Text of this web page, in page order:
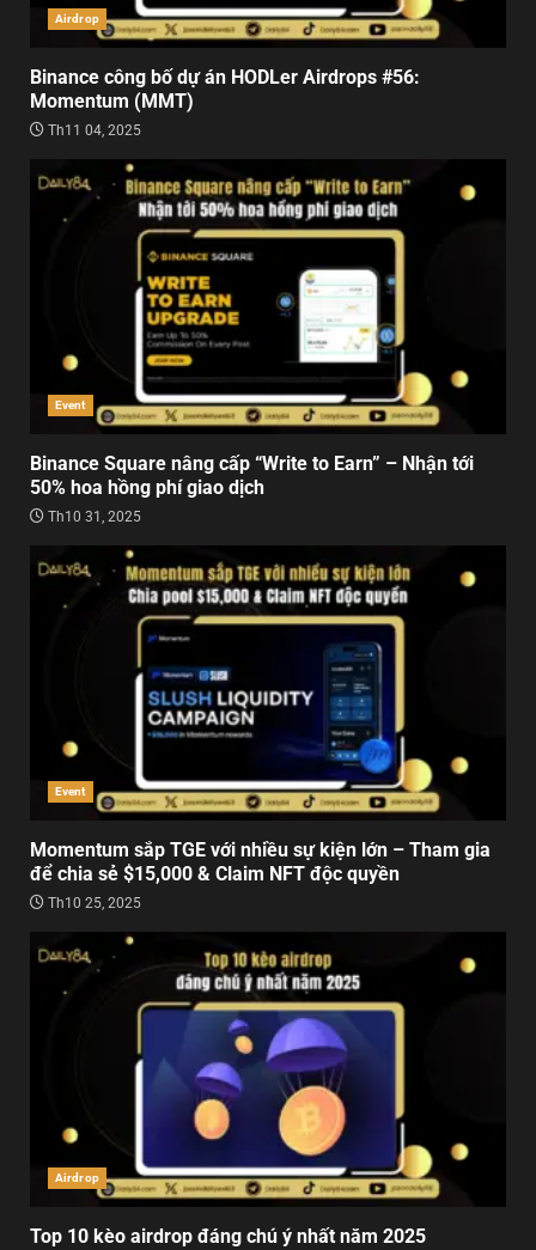
Airdrop
Binance công bố dự án HODLer Airdrops #56:
Momentum (MMT)
Th11 04, 2025
Event
Binance Square nâng cấp “Write to Earn” – Nhận tới
50% hoa hồng phí giao dịch
Th10 31, 2025
Event
Momentum sắp TGE với nhiều sự kiện lớn – Tham gia
để chia sẻ $15,000 & Claim NFT độc quyền
Th10 25, 2025
Airdrop
Top 10 kèo airdrop đáng chú ý nhất năm 2025